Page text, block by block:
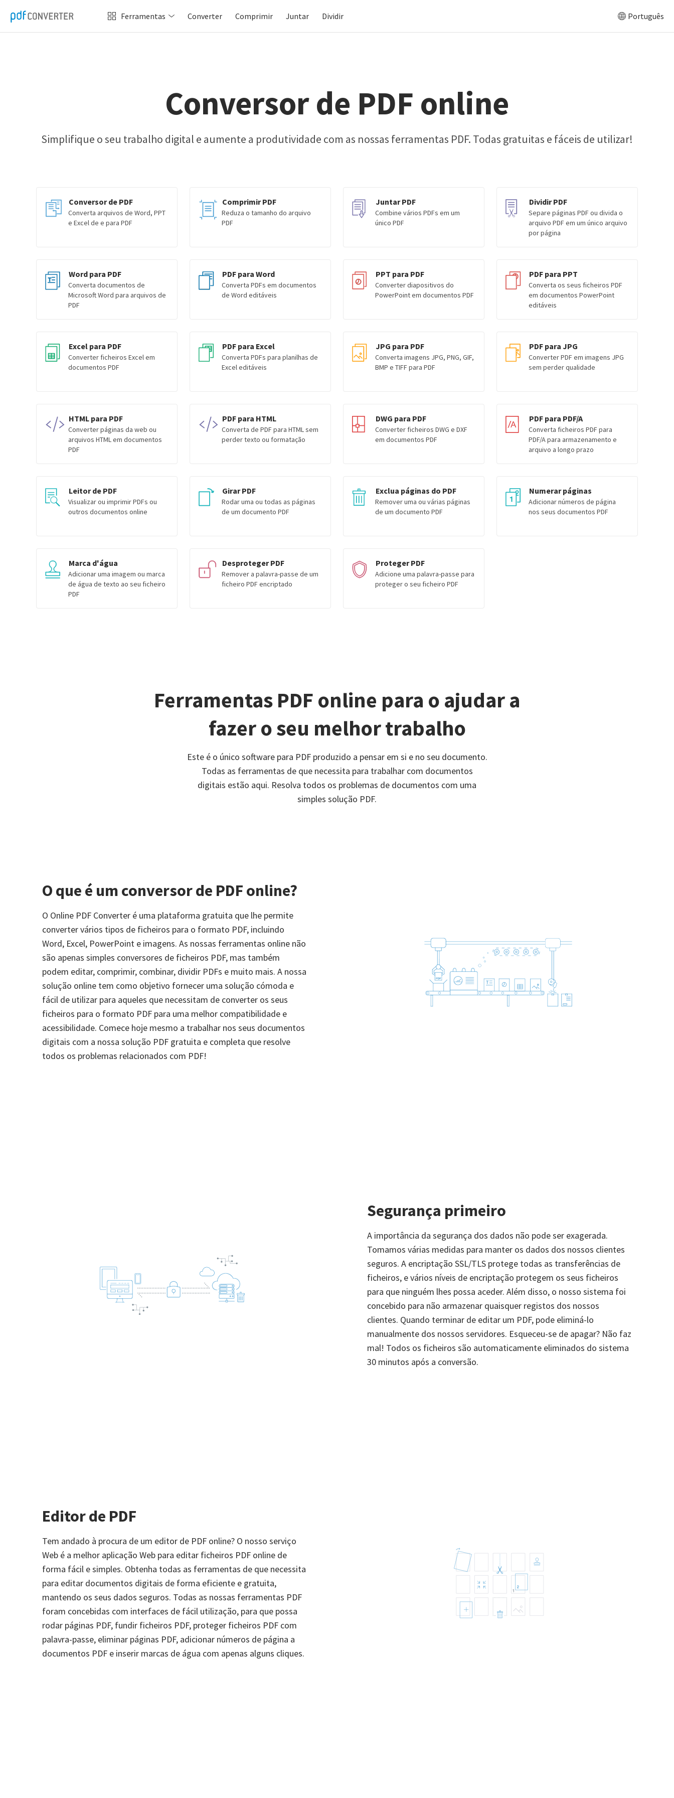
Ferramentas Converter Comprimir Juntar Dividir Português
Conversor de PDF online
Simplifique o seu trabalho digital e aumente a produtividade com as nossas ferramentas PDF. Todas gratuitas e fáceis de utilizar!
Conversor de PDF
Converta arquivos de Word, PPT
e Excel de e para PDF
Comprimir PDF
Reduza o tamanho do arquivo
PDF
Juntar PDF
Combine vários PDFs em um
único PDF
Dividir PDF
Separe páginas PDF ou divida o
arquivo PDF em um único arquivo
por página
Word para PDF
Converta documentos de
Microsoft Word para arquivos de
PDF
PDF para Word
Converta PDFs em documentos
de Word editáveis
PPT para PDF
Converter diapositivos do
PowerPoint em documentos PDF
PDF para PPT
Converta os seus ficheiros PDF
em documentos PowerPoint
editáveis
Excel para PDF
Converter ficheiros Excel em
documentos PDF
PDF para Excel
Converta PDFs para planilhas de
Excel editáveis
JPG para PDF
Converta imagens JPG, PNG, GIF,
BMP e TIFF para PDF
PDF para JPG
Converter PDF em imagens JPG
sem perder qualidade
HTML para PDF
Converter páginas da web ou
arquivos HTML em documentos
PDF
PDF para HTML
Converta de PDF para HTML sem
perder texto ou formatação
DWG para PDF
Converter ficheiros DWG e DXF
em documentos PDF
PDF para PDF/A
Converta ficheiros PDF para
PDF/A para armazenamento e
arquivo a longo prazo
Leitor de PDF
Visualizar ou imprimir PDFs ou
outros documentos online
Girar PDF
Rodar uma ou todas as páginas
de um documento PDF
Exclua páginas do PDF
Remover uma ou várias páginas
de um documento PDF
Numerar páginas
Adicionar números de página
nos seus documentos PDF
Marca d'água
Adicionar uma imagem ou marca
de água de texto ao seu ficheiro
PDF
Desproteger PDF
Remover a palavra-passe de um
ficheiro PDF encriptado
Proteger PDF
Adicione uma palavra-passe para
proteger o seu ficheiro PDF
Ferramentas PDF online para o ajudar a
fazer o seu melhor trabalho
Este é o único software para PDF produzido a pensar em si e no seu documento.
Todas as ferramentas de que necessita para trabalhar com documentos
digitais estão aqui. Resolva todos os problemas de documentos com uma
simples solução PDF.
O que é um conversor de PDF online?
O Online PDF Converter é uma plataforma gratuita que lhe permite
converter vários tipos de ficheiros para o formato PDF, incluindo
Word, Excel, PowerPoint e imagens. As nossas ferramentas online não
são apenas simples conversores de ficheiros PDF, mas também
podem editar, comprimir, combinar, dividir PDFs e muito mais. A nossa
solução online tem como objetivo fornecer uma solução cómoda e
fácil de utilizar para aqueles que necessitam de converter os seus
ficheiros para o formato PDF para uma melhor compatibilidade e
acessibilidade. Comece hoje mesmo a trabalhar nos seus documentos
digitais com a nossa solução PDF gratuita e completa que resolve
todos os problemas relacionados com PDF!
Segurança primeiro
A importância da segurança dos dados não pode ser exagerada.
Tomamos várias medidas para manter os dados dos nossos clientes
seguros. A encriptação SSL/TLS protege todas as transferências de
ficheiros, e vários níveis de encriptação protegem os seus ficheiros
para que ninguém lhes possa aceder. Além disso, o nosso sistema foi
concebido para não armazenar quaisquer registos dos nossos
clientes. Quando terminar de editar um PDF, pode eliminá-lo
manualmente dos nossos servidores. Esqueceu-se de apagar? Não faz
mal! Todos os ficheiros são automaticamente eliminados do sistema
30 minutos após a conversão.
Editor de PDF
Tem andado à procura de um editor de PDF online? O nosso serviço
Web é a melhor aplicação Web para editar ficheiros PDF online de
forma fácil e simples. Obtenha todas as ferramentas de que necessita
para editar documentos digitais de forma eficiente e gratuita,
mantendo os seus dados seguros. Todas as nossas ferramentas PDF
foram concebidas com interfaces de fácil utilização, para que possa
rodar páginas PDF, fundir ficheiros PDF, proteger ficheiros PDF com
palavra-passe, eliminar páginas PDF, adicionar números de página a
documentos PDF e inserir marcas de água com apenas alguns cliques.